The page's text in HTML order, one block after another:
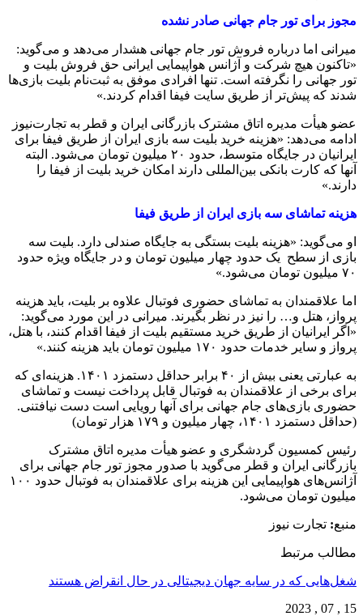
مجوز برای تور جام جهانی صادر نشده
میرانی اما درباره فروش تور جام جهانی هشدار می‌دهد و می‌گوید:
«تاکنون هیچ شرکت و آژانس هواپیمایی ایرانی حق فروش بلیت و
تور جهانی را نگرفته است. تنها افرادی موفق به ثبت‌نام بلیت بازی‌ها
شدند که پیش‌تر از طریق سایت فیفا اقدام کردند.»
عضو هیأت مدیره اتاق مشترک بازرگانی ایران و قطر به تجارت‌نیوز
ادامه می‌دهد: «هزینه خرید بلیت سه بازی ایران از طریق فیفا برای
ایرانیان در جایگاه متوسط، حدود ۲۰ میلیون تومان می‌شود. البته
آنها که کارت بانکی بین‌المللی دارند امکان خرید بلیت از فیفا را
دارند.»
هزینه تماشای سه بازی ایران از طریق فیفا
او می‌گوید: «هزینه بلیت بستگی به جایگاه صندلی دارد. بلیت سه
بازی از سطح یک حدود چهار میلیون تومان و در جایگاه ویژه حدود
۷۰ میلیون تومان می‌شود.»
اما علاقمندان به تماشای حضوری فوتبال علاوه بر بلیت، باید هزینه
پرواز، هتل و… را نیز در نظر بگیرند. میرانی در این مورد می‌گوید:
«اگر ایرانیان از طریق خرید مستقیم بلیت از فیفا اقدام کنند، با هتل،
پرواز و سایر خدمات حدود ۱۷۰ میلیون تومان باید هزینه کنند.»
به عبارتی یعنی بیش از ۴۰ برابر حداقل دستمزد ۱۴۰۱. هزینه‌ای که
برای برخی از علاقمندان به فوتبال قابل پرداخت نیست و تماشای
حضوری بازی‌های جام جهانی برای آنها رویایی است دست نیافتنی.
(حداقل دستمزد ۱۴۰۱، چهار میلیون و ۱۷۹ هزار تومان)
رئیس کمسیون گردشگری و عضو هیأت مدیره اتاق مشترک
بازرگانی ایران و قطر می‌گوید با صدور مجوز تور جام جهانی برای
آژانس‌های هواپیمایی این هزینه برای علاقمندان به فوتبال حدود ۱۰۰
میلیون تومان می‌شود.
منبع: تجارت نیوز
مطالب مرتبط
شغل‌‌هایی که در سایه جهان دیجیتالی در حال انقراض هستند
15 , 07 , 2023